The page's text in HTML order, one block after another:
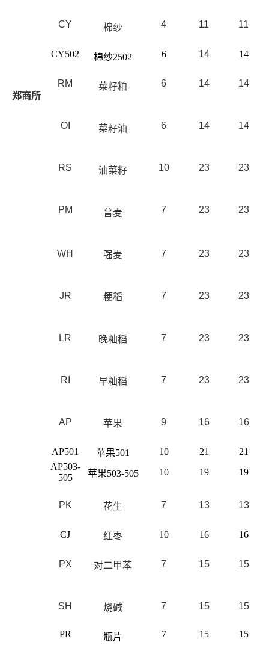
郑商所
CY 棉纱 4 11 11
CY502 棉纱2502 6 14 14
RM 菜籽粕 6 14 14
OI 菜籽油 6 14 14
RS 油菜籽 10 23 23
PM 普麦 7 23 23
WH 强麦 7 23 23
JR 粳稻 7 23 23
LR 晚籼稻 7 23 23
RI 早籼稻 7 23 23
AP 苹果 9 16 16
AP501 苹果501 10 21
21
AP503-
505
苹果503-505 10 19 19
PK 花生 7 13 13
CJ 红枣 10 16 16
PX 对二甲苯 7 15 15
SH 烧碱 7 15 15
PR 瓶片 7 15 15